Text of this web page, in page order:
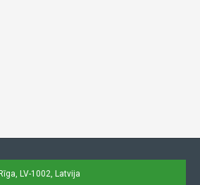
LV-1002, Latvija